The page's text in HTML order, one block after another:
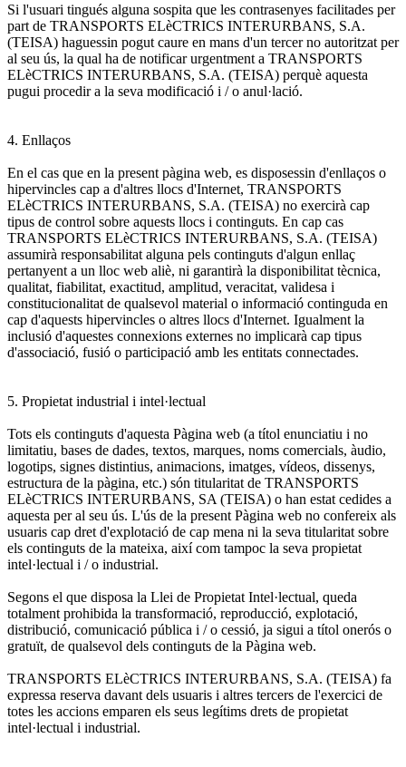
Si l'usuari tingués alguna sospita que les contrasenyes facilitades per
part de TRANSPORTS ELèCTRICS INTERURBANS, S.A.
(TEISA) haguessin pogut caure en mans d'un tercer no autoritzat per
al seu ús, la qual ha de notificar urgentment a TRANSPORTS
ELèCTRICS INTERURBANS, S.A. (TEISA) perquè aquesta
pugui procedir a la seva modificació i / o anul·lació.
4. Enllaços
En el cas que en la present pàgina web, es disposessin d'enllaços o
hipervincles cap a d'altres llocs d'Internet, TRANSPORTS
ELèCTRICS INTERURBANS, S.A. (TEISA) no exercirà cap
tipus de control sobre aquests llocs i continguts. En cap cas
TRANSPORTS ELèCTRICS INTERURBANS, S.A. (TEISA)
assumirà responsabilitat alguna pels continguts d'algun enllaç
pertanyent a un lloc web aliè, ni garantirà la disponibilitat tècnica,
qualitat, fiabilitat, exactitud, amplitud, veracitat, validesa i
constitucionalitat de qualsevol material o informació continguda en
cap d'aquests hipervincles o altres llocs d'Internet. Igualment la
inclusió d'aquestes connexions externes no implicarà cap tipus
d'associació, fusió o participació amb les entitats connectades.
5. Propietat industrial i intel·lectual
Tots els continguts d'aquesta Pàgina web (a títol enunciatiu i no
limitatiu, bases de dades, textos, marques, noms comercials, àudio,
logotips, signes distintius, animacions, imatges, vídeos, dissenys,
estructura de la pàgina, etc.) són titularitat de TRANSPORTS
ELèCTRICS INTERURBANS, SA (TEISA) o han estat cedides a
aquesta per al seu ús. L'ús de la present Pàgina web no confereix als
usuaris cap dret d'explotació de cap mena ni la seva titularitat sobre
els continguts de la mateixa, així com tampoc la seva propietat
intel·lectual i / o industrial.
Segons el que disposa la Llei de Propietat Intel·lectual, queda
totalment prohibida la transformació, reproducció, explotació,
distribució, comunicació pública i / o cessió, ja sigui a títol onerós o
gratuït, de qualsevol dels continguts de la Pàgina web.
TRANSPORTS ELèCTRICS INTERURBANS, S.A. (TEISA) fa
expressa reserva davant dels usuaris i altres tercers de l'exercici de
totes les accions emparen els seus legítims drets de propietat
intel·lectual i industrial.